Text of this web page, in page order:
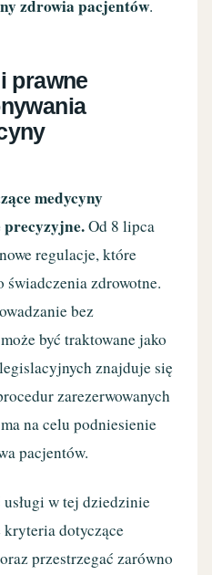
zdrowia pacjentów.
prawne
medycyny
precyzyjne.Od 8 lipca
regulacje, które
zdrowotne.
bez
być traktowane jako
znajduje się
zarezerwowanych
na celu podniesienie
pacjentów.
w tej dziedzinie
kryteria dotyczące
przestrzegać zarówno